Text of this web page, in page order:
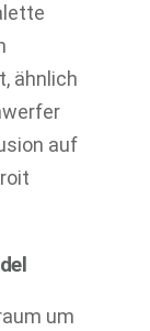
ähnlich
auf
um